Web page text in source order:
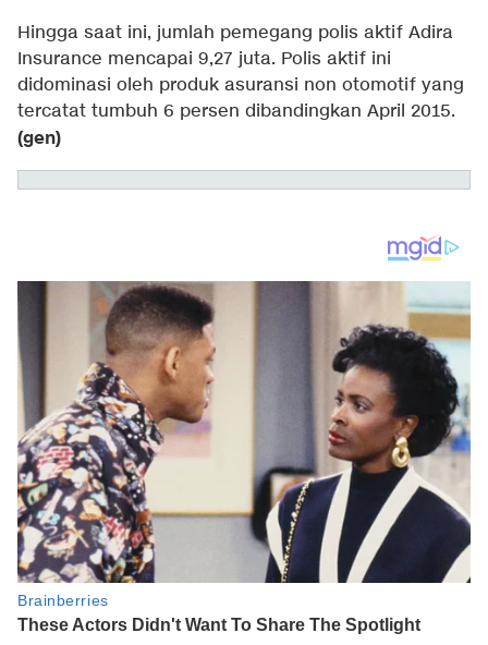
Hingga saat ini, jumlah pemegang polis aktif Adira
Insurance mencapai 9,27 juta. Polis aktif ini
didominasi oleh produk asuransi non otomotif yang
tercatat tumbuh 6 persen dibandingkan April 2015.
(gen)